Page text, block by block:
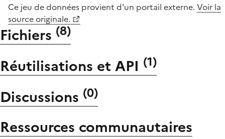
Ce jeu de données provient d'un portail externe. Voir la
source originale.
Fichiers (8)
Réutilisations et API (1)
Discussions (0)
Ressources communautaires